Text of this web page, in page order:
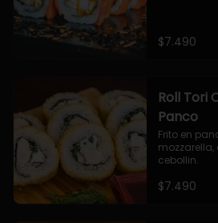
$7.490
Roll Tori
Panco
Frito en
cebollin.
$7.490